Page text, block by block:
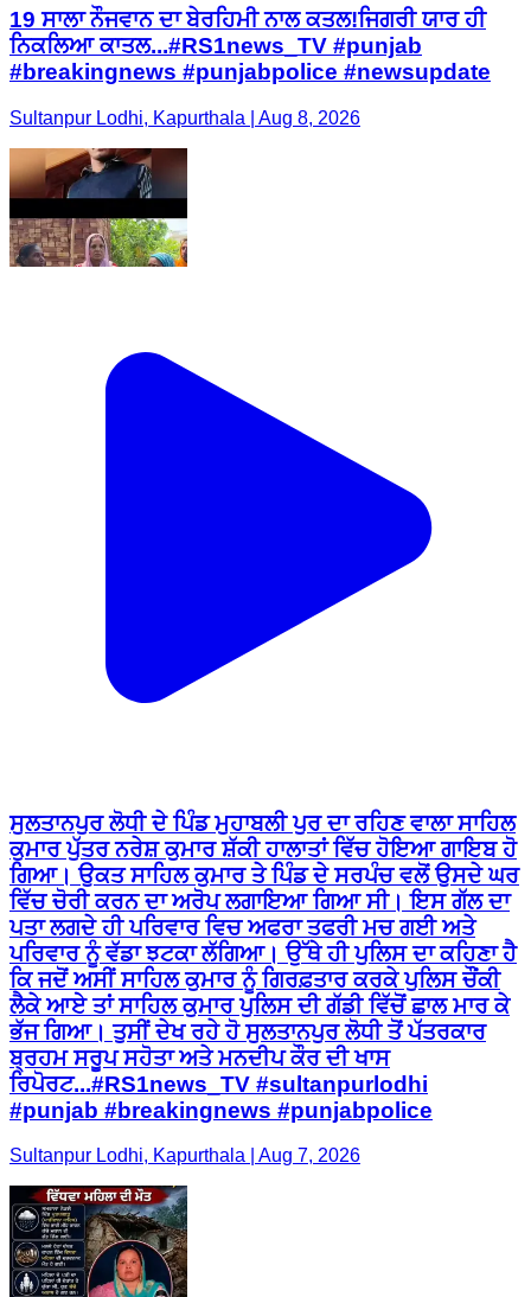
19 ਸਾਲਾ ਨੌਜਵਾਨ ਦਾ ਬੇਰਹਿਮੀ ਨਾਲ ਕਤਲ!ਜਿਗਰੀ ਯਾਰ ਹੀ
ਨਿਕਲਿਆ ਕਾਤਲ...#RS1news_TV #punjab
#breakingnews #punjabpolice #newsupdate
Sultanpur Lodhi, Kapurthala | Aug 8, 2026
ਸੁਲਤਾਨਪੁਰ ਲੋਧੀ ਦੇ ਪਿੰਡ ਮੁਹਾਬਲੀ ਪੁਰ ਦਾ ਰਹਿਣ ਵਾਲਾ ਸਾਹਿਲ
ਕੁਮਾਰ ਪੁੱਤਰ ਨਰੇਸ਼ ਕੁਮਾਰ ਸ਼ੱਕੀ ਹਾਲਾਤਾਂ ਵਿੱਚ ਹੋਇਆ ਗਾਇਬ ਹੋ
ਗਿਆ। ਉਕਤ ਸਾਹਿਲ ਕੁਮਾਰ ਤੇ ਪਿੰਡ ਦੇ ਸਰਪੰਚ ਵਲੋਂ ਉਸਦੇ ਘਰ
ਵਿੱਚ ਚੋਰੀ ਕਰਨ ਦਾ ਅਰੋਪ ਲਗਾਇਆ ਗਿਆ ਸੀ। ਇਸ ਗੱਲ ਦਾ
ਪਤਾ ਲਗਦੇ ਹੀ ਪਰਿਵਾਰ ਵਿਚ ਅਫਰਾ ਤਫਰੀ ਮਚ ਗਈ ਅਤੇ
ਪਰਿਵਾਰ ਨੂੰ ਵੱਡਾ ਝਟਕਾ ਲੱਗਿਆ। ਉੱਥੇ ਹੀ ਪੁਲਿਸ ਦਾ ਕਹਿਣਾ ਹੈ
ਕਿ ਜਦੋਂ ਅਸੀਂ ਸਾਹਿਲ ਕੁਮਾਰ ਨੂੰ ਗਿਰਫ਼ਤਾਰ ਕਰਕੇ ਪੁਲਿਸ ਚੌਂਕੀ
ਲੈਕੇ ਆਏ ਤਾਂ ਸਾਹਿਲ ਕੁਮਾਰ ਪੁਲਿਸ ਦੀ ਗੱਡੀ ਵਿੱਚੋਂ ਛਾਲ ਮਾਰ ਕੇ
ਭੱਜ ਗਿਆ। ਤੁਸੀਂ ਦੇਖ ਰਹੇ ਹੋ ਸੁਲਤਾਨਪੁਰ ਲੋਧੀ ਤੋਂ ਪੱਤਰਕਾਰ
ਬ੍ਰਹਮ ਸਰੂਪ ਸਹੋਤਾ ਅਤੇ ਮਨਦੀਪ ਕੌਰ ਦੀ ਖਾਸ
ਰਿਪੋਰਟ...#RS1news_TV #sultanpurlodhi
#punjab #breakingnews #punjabpolice
Sultanpur Lodhi, Kapurthala | Aug 7, 2026